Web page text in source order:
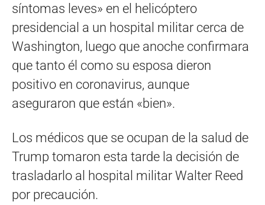
síntomas leves» en el helicóptero
presidencial a un hospital militar cerca de
Washington, luego que anoche confirmara
que tanto él como su esposa dieron
positivo en coronavirus, aunque
aseguraron que están «bien».
Los médicos que se ocupan de la salud de
Trump tomaron esta tarde la decisión de
trasladarlo al hospital militar Walter Reed
por precaución.